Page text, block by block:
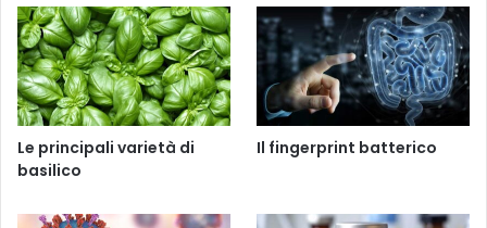
Le principali varietà di
basilico
Il fingerprint batterico